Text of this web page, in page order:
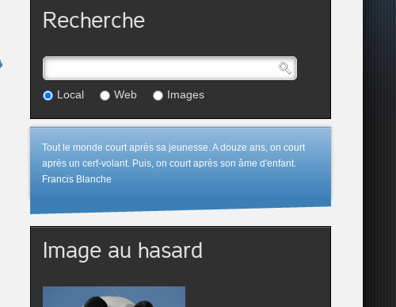
Recherche
Local Web Images
Tout le monde court après sa jeunesse. A douze ans, on court
après un cerf-volant. Puis, on court après son âme d'enfant.
Francis Blanche
Image au hasard